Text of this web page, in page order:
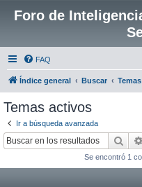
Foro de
FAQ
Índice general Buscar
Temas activos
Ir a búsqueda avanzada
Se encontró 1